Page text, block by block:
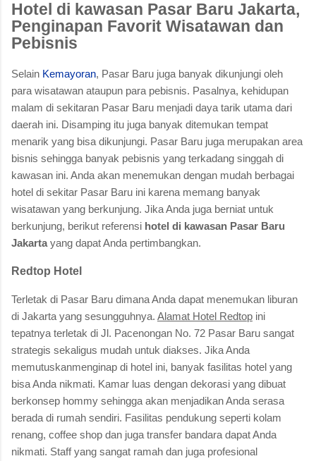
Hotel di kawasan Pasar Baru Jakarta,
Penginapan Favorit Wisatawan dan
Pebisnis
Selain Kemayoran, Pasar Baru juga banyak dikunjungi oleh
para wisatawan ataupun para pebisnis. Pasalnya, kehidupan
malam di sekitaran Pasar Baru menjadi daya tarik utama dari
daerah ini. Disamping itu juga banyak ditemukan tempat
menarik yang bisa dikunjungi. Pasar Baru juga merupakan area
bisnis sehingga banyak pebisnis yang terkadang singgah di
kawasan ini. Anda akan menemukan dengan mudah berbagai
hotel di sekitar Pasar Baru ini karena memang banyak
wisatawan yang berkunjung. Jika Anda juga berniat untuk
berkunjung, berikut referensi hotel di kawasan Pasar Baru
Jakarta yang dapat Anda pertimbangkan.
Redtop Hotel
Terletak di Pasar Baru dimana Anda dapat menemukan liburan
di Jakarta yang sesungguhnya. Alamat Hotel Redtop ini
tepatnya terletak di Jl. Pacenongan No. 72 Pasar Baru sangat
strategis sekaligus mudah untuk diakses. Jika Anda
memutuskanmenginap di hotel ini, banyak fasilitas hotel yang
bisa Anda nikmati. Kamar luas dengan dekorasi yang dibuat
berkonsep hommy sehingga akan menjadikan Anda serasa
berada di rumah sendiri. Fasilitas pendukung seperti kolam
renang, coffee shop dan juga transfer bandara dapat Anda
nikmati. Staff yang sangat ramah dan juga profesional